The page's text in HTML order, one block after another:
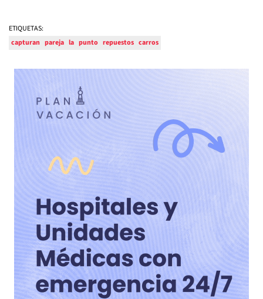
ETIQUETAS:
capturan pareja la punto repuestos carros